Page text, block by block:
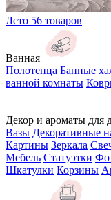
Лето 56 товаров
Ванная
Полотенца Банные
ванной комнаты
Декор и ароматы для
Вазы Декоративные
Картины Зеркала
Мебель Статуэтки
Шкатулки Корзины